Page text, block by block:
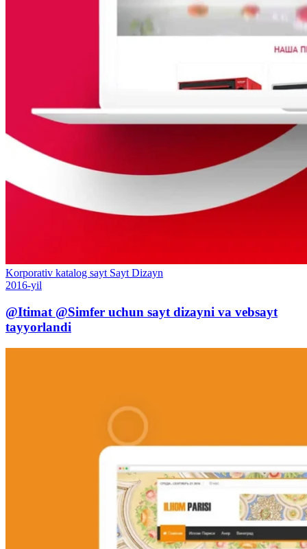
Korporativ katalog sayt Sayt Dizayn
2016-yil
@Itimat @Simfer uchun sayt dizayni va vebsayt
tayyorlandi